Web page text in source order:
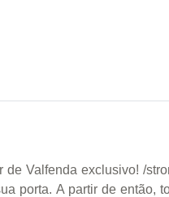
Valfenda exclusivo! /
porta. A partir de então,